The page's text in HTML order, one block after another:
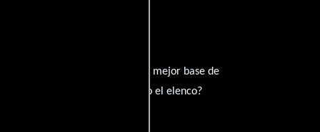
Queremos construir juntos la mejor base de
algún error en la sinopsis o el elenco?